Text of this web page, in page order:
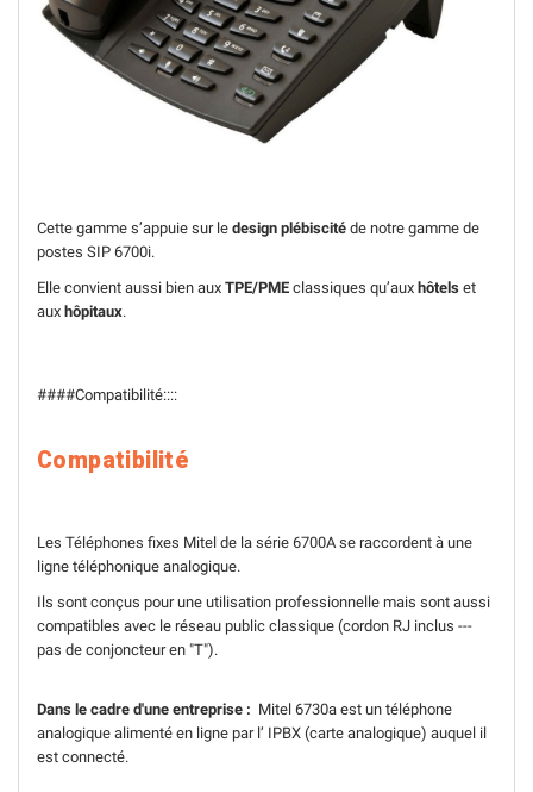
Cette gamme s’appuie sur le design plébiscité de notre gamme de
postes SIP 6700i.
Elle convient aussi bien aux TPE/PME classiques qu’aux hôtels et
aux hôpitaux.
####Compatibilité::::
Compatibilité
Les Téléphones fixes Mitel de la série 6700A se raccordent à une
ligne téléphonique analogique.
Ils sont conçus pour une utilisation professionnelle mais sont aussi
compatibles avec le réseau public classique (cordon RJ inclus ---
pas de conjoncteur en "T").
Dans le cadre d'une entreprise : Mitel 6730a est un téléphone
analogique alimenté en ligne par l’ IPBX (carte analogique) auquel il
est connecté.